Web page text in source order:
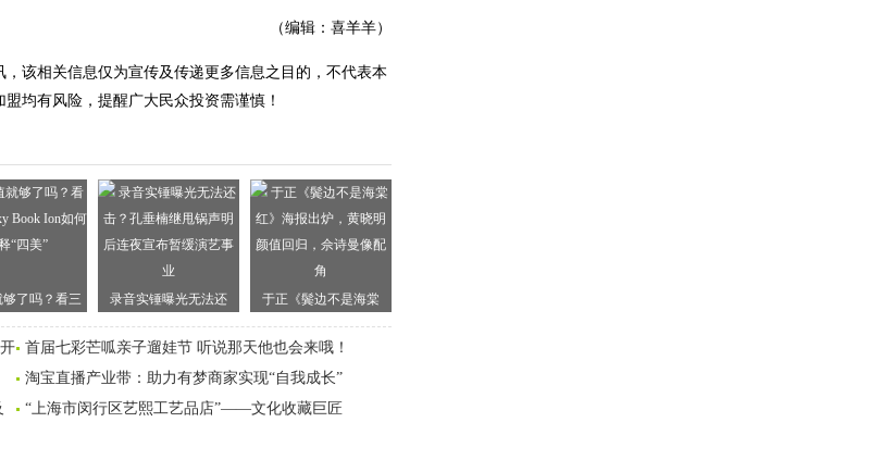
（编辑：喜羊羊）
该相关信息仅为宣传及传递更多信息之目的，不代表本
均有风险，提醒广大民众投资需谨慎！
了吗？看三
Ion如何诠
“四美”
录音实锤曝光无法还
击？孔垂楠继甩锅声明
后连夜宣布暂缓演艺事
业
于正《鬓边不是海棠
红》海报出炉，黄晓明
颜值回归，佘诗曼像配
角
首届七彩芒呱亲子遛娃节 听说那天他也会来哦！
淘宝直播产业带：助力有梦商家实现“自我成长”
“上海市闵行区艺熙工艺品店”——文化收藏巨匠